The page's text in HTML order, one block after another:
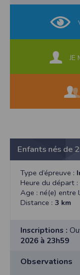
JE
Enfants nés de
Type d’épreuve :
Heure du départ :
Age : né(e) entre
Distance : 3 km
Inscriptions :
2026 à 23h59
Observations